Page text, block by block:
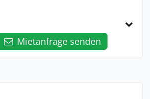
Mietanfrage senden